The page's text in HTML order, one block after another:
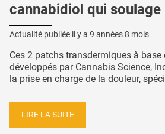
cannabidiol qui soulage
Actualité publiée il y a 9 années 8 mois
Ces 2 patchs transdermiques à
développés par Cannabis Science,
la prise en charge de la douleur,
LIRE LA SUITE